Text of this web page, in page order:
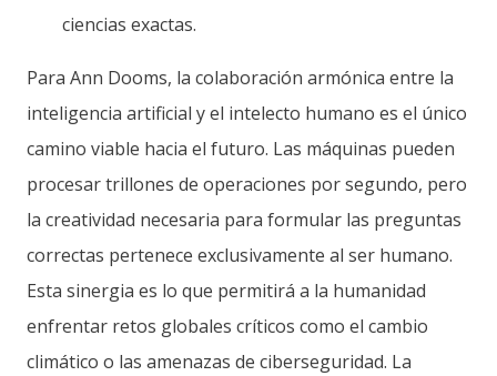
ciencias exactas.
Para Ann Dooms, la colaboración armónica entre la
inteligencia artificial y el intelecto humano es el único
camino viable hacia el futuro. Las máquinas pueden
procesar trillones de operaciones por segundo, pero
la creatividad necesaria para formular las preguntas
correctas pertenece exclusivamente al ser humano.
Esta sinergia es lo que permitirá a la humanidad
enfrentar retos globales críticos como el cambio
climático o las amenazas de ciberseguridad. La